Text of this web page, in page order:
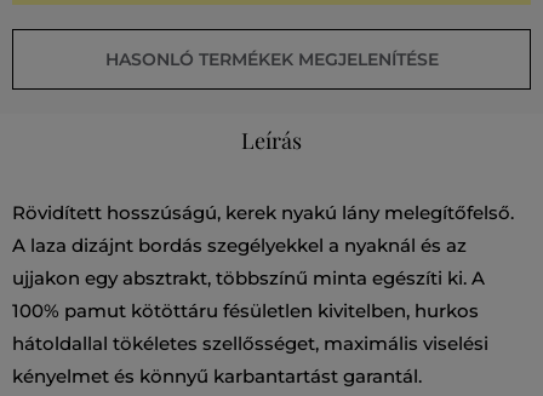
HASONLÓ TERMÉKEK MEGJELENÍTÉSE
Leírás
Rövidített hosszúságú, kerek nyakú lány melegítőfelső.
A laza dizájnt bordás szegélyekkel a nyaknál és az
ujjakon egy absztrakt, többszínű minta egészíti ki. A
100% pamut kötöttáru fésületlen kivitelben, hurkos
hátoldallal tökéletes szellősséget, maximális viselési
kényelmet és könnyű karbantartást garantál.